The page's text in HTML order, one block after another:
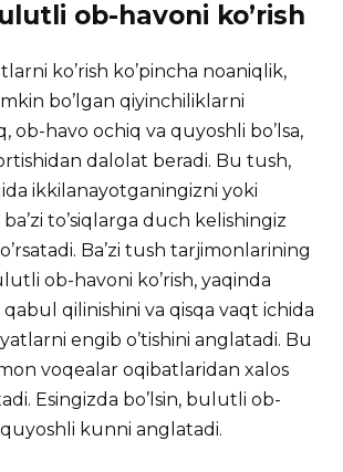
ob-havoni ko’rish
ko’rish ko’pincha noaniqlik,
bo’lgan qiyinchiliklarni
ob-havo ochiq va quyoshli bo’lsa,
dalolat beradi. Bu tush,
ikkilanayotganingizni yoki
to’siqlarga duch kelishingiz
Ba’zi tush tarjimonlarining
ob-havoni ko’rish, yaqinda
qilinishini va qisqa vaqt ichida
engib o’tishini anglatadi. Bu
voqealar oqibatlaridan xalos
Esingizda bo’lsin, bulutli ob-
kunni anglatadi.